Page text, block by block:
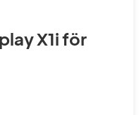
X1i för